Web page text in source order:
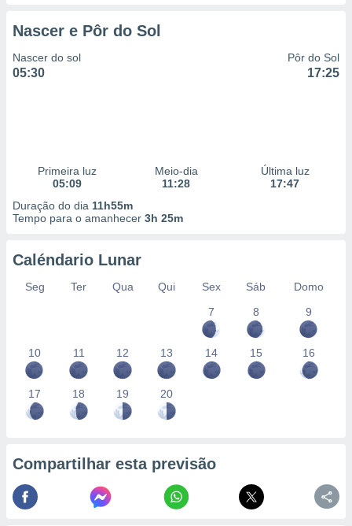
Nascer e Pôr do Sol
Nascer do sol
05:30
Pôr do Sol
17:25
Primeira luz
05:09
Meio-dia
11:28
Última luz
17:47
Duração do dia 11h55m
Tempo para o amanhecer 3h 25m
Caléndario Lunar
Seg Ter Qua Qui Sex Sáb
Domo
7
8 9
10 11 12 13 14 15 16
17 18 19 20
Compartilhar esta previsão